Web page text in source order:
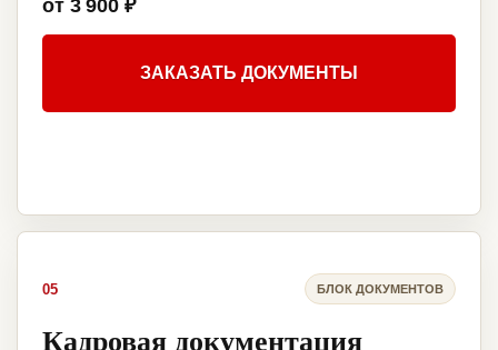
от 3 900 ₽
ЗАКАЗАТЬ ДОКУМЕНТЫ
05 БЛОК ДОКУМЕНТОВ
Кадровая документация